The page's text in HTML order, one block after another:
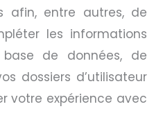
afin, entre autres, de
les informations
de données, de
dossiers d’utilisateur
votre expérience avec